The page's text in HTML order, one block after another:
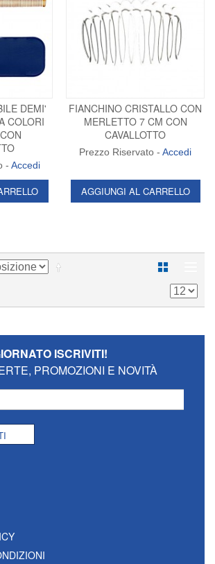
DEMI'
COLORI
- Accedi
FIANCHINO CRISTALLO CON
MERLETTO 7 CM CON
CAVALLOTTO
Prezzo Riservato -Accedi
AGGIUNGI AL CARRELLO
ISCRIVITI!
PROMOZIONI E NOVITÀ